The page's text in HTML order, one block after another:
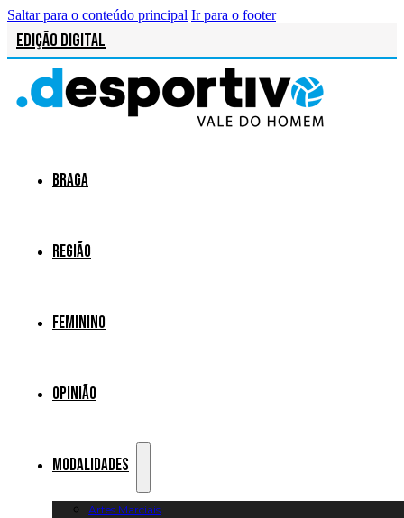
Saltar para o conteúdo principal Ir para o footer
Edição Digital
Braga
Região
Feminino
Opinião
Modalidades
Artes Marciais